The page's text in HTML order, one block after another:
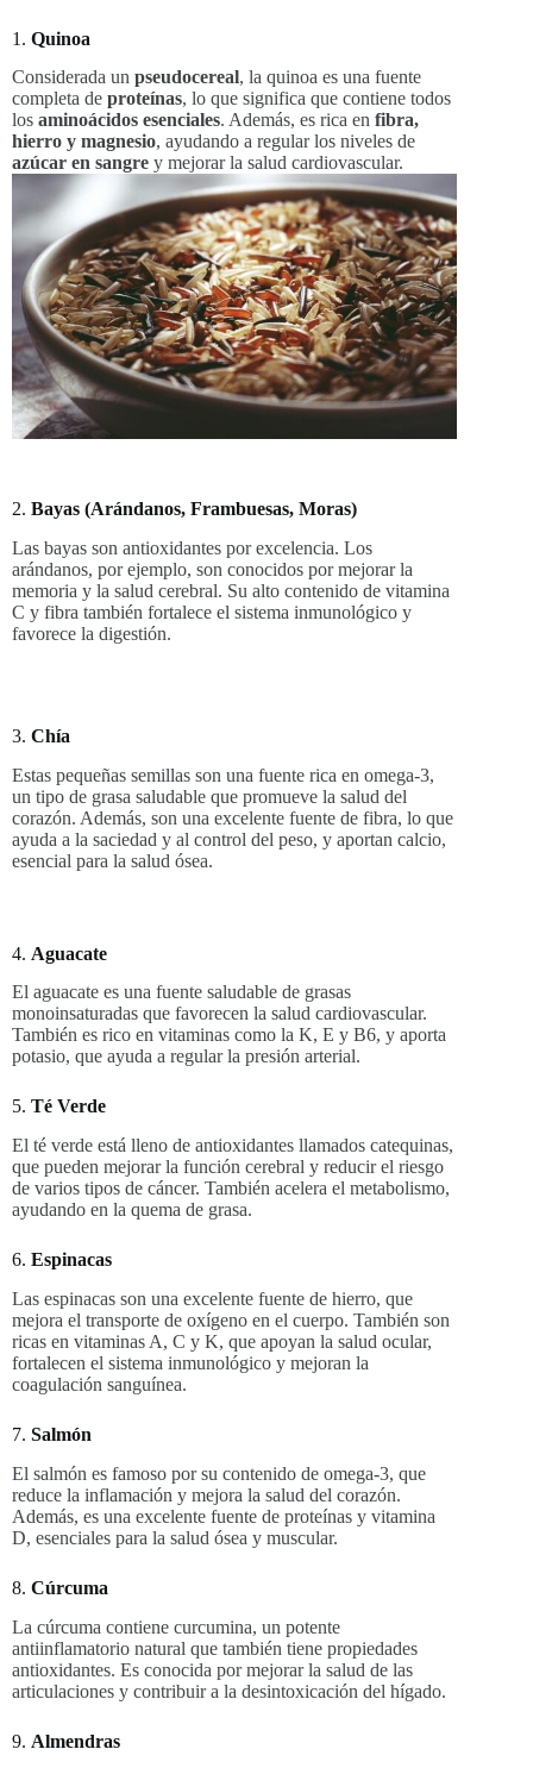
1. Quinoa
Considerada un pseudocereal, la quinoa es una fuente
completa de proteínas, lo que significa que contiene todos
los aminoácidos esenciales. Además, es rica en fibra,
hierro y magnesio, ayudando a regular los niveles de
azúcar en sangre y mejorar la salud cardiovascular.
2. Bayas (Arándanos, Frambuesas, Moras)
Las bayas son antioxidantes por excelencia. Los
arándanos, por ejemplo, son conocidos por mejorar la
memoria y la salud cerebral. Su alto contenido de vitamina
C y fibra también fortalece el sistema inmunológico y
favorece la digestión.
3. Chía
Estas pequeñas semillas son una fuente rica en omega-3,
un tipo de grasa saludable que promueve la salud del
corazón. Además, son una excelente fuente de fibra, lo que
ayuda a la saciedad y al control del peso, y aportan calcio,
esencial para la salud ósea.
4. Aguacate
El aguacate es una fuente saludable de grasas
monoinsaturadas que favorecen la salud cardiovascular.
También es rico en vitaminas como la K, E y B6, y aporta
potasio, que ayuda a regular la presión arterial.
5. Té Verde
El té verde está lleno de antioxidantes llamados catequinas,
que pueden mejorar la función cerebral y reducir el riesgo
de varios tipos de cáncer. También acelera el metabolismo,
ayudando en la quema de grasa.
6. Espinacas
Las espinacas son una excelente fuente de hierro, que
mejora el transporte de oxígeno en el cuerpo. También son
ricas en vitaminas A, C y K, que apoyan la salud ocular,
fortalecen el sistema inmunológico y mejoran la
coagulación sanguínea.
7. Salmón
El salmón es famoso por su contenido de omega-3, que
reduce la inflamación y mejora la salud del corazón.
Además, es una excelente fuente de proteínas y vitamina
D, esenciales para la salud ósea y muscular.
8. Cúrcuma
La cúrcuma contiene curcumina, un potente
antiinflamatorio natural que también tiene propiedades
antioxidantes. Es conocida por mejorar la salud de las
articulaciones y contribuir a la desintoxicación del hígado.
9. Almendras